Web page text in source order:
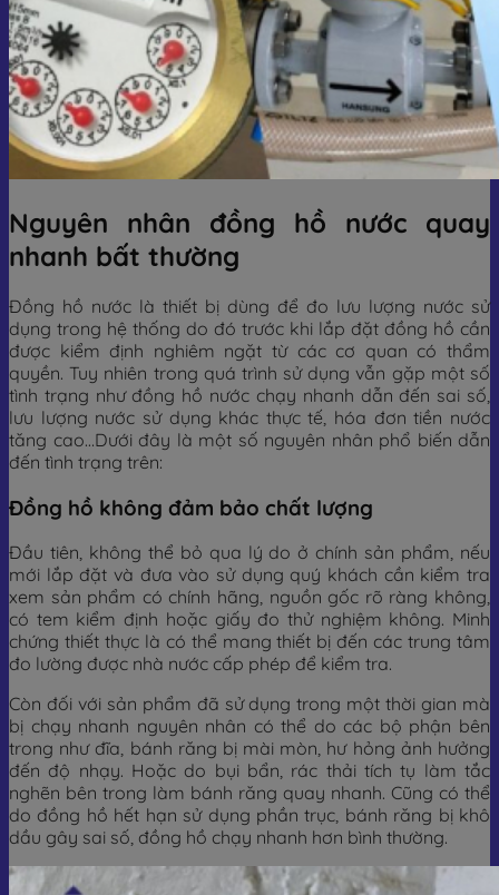
Nguyên nhân đồng hồ nước quay
nhanh bất thường
Đồng hồ nước là thiết bị dùng để đo lưu lượng nước sử
dụng trong hệ thống do đó trước khi lắp đặt đồng hồ cần
được kiểm định nghiêm ngặt từ các cơ quan có thẩm
quyền. Tuy nhiên trong quá trình sử dụng vẫn gặp một số
tình trạng như đồng hồ nước chạy nhanh dẫn đến sai số,
lưu lượng nước sử dụng khác thực tế, hóa đơn tiền nước
tăng cao…Dưới đây là một số nguyên nhân phổ biến dẫn
đến tình trạng trên:
Đồng hồ không đảm bảo chất lượng
Đầu tiên, không thể bỏ qua lý do ở chính sản phẩm, nếu
mới lắp đặt và đưa vào sử dụng quý khách cần kiểm tra
xem sản phẩm có chính hãng, nguồn gốc rõ ràng không,
có tem kiểm định hoặc giấy đo thử nghiệm không. Minh
chứng thiết thực là có thể mang thiết bị đến các trung tâm
đo lường được nhà nước cấp phép để kiểm tra.
Còn đối với sản phẩm đã sử dụng trong một thời gian mà
bị chạy nhanh nguyên nhân có thể do các bộ phận bên
trong như đĩa, bánh răng bị mài mòn, hư hỏng ảnh hưởng
đến độ nhạy. Hoặc do bụi bẩn, rác thải tích tụ làm tắc
nghẽn bên trong làm bánh răng quay nhanh. Cũng có thể
do đồng hồ hết hạn sử dụng phần trục, bánh răng bị khô
dầu gây sai số, đồng hồ chạy nhanh hơn bình thường.